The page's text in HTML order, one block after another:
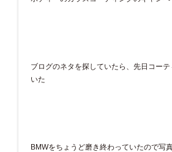
ブログのネタを探していたら、先日コー
いた
BMWをちょうど磨き終わっていたので写